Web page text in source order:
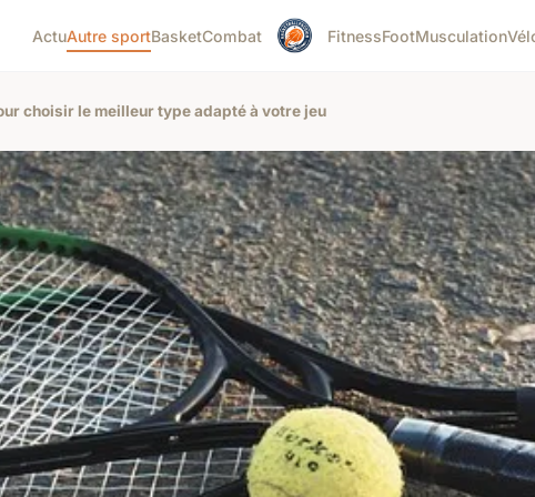
ActuAutre sportBasketCombat FitnessFootMusculation
choisir le meilleur type adapté à votre jeu